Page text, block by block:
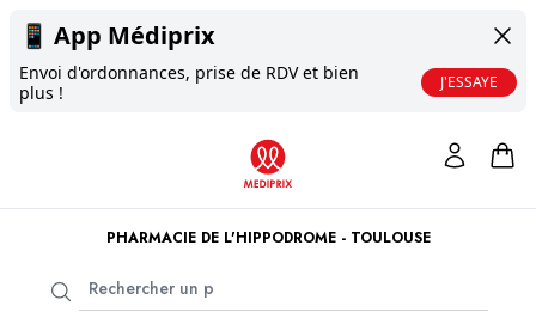
📱 App Médiprix
Envoi d'ordonnances, prise de RDV et bien
plus !
J'ESSAYE
PHARMACIE DE L'HIPPODROME - TOULOUSE